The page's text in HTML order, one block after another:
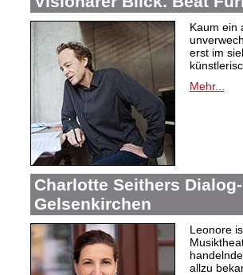
Kaum ein
erst im
Mehr...
Charlotte Seithers
Gelsenkirchen
Leonore
allzu